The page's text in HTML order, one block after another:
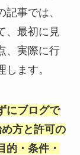
事では、
、最初に見
、実際に行
ます。
にブログで
方と許可の
的・条件・